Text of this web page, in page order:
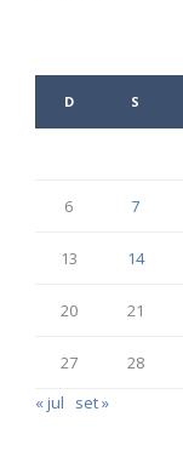
D S
6 7
13 14
20 21
27 28
« jul
set »